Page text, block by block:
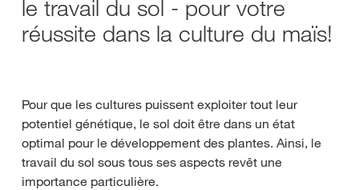
le travail du sol - pour votre
réussite dans la culture du maïs!
Pour que les cultures puissent exploiter tout leur
potentiel génétique, le sol doit être dans un état
optimal pour le développement des plantes. Ainsi, le
travail du sol sous tous ses aspects revêt une
importance particulière.